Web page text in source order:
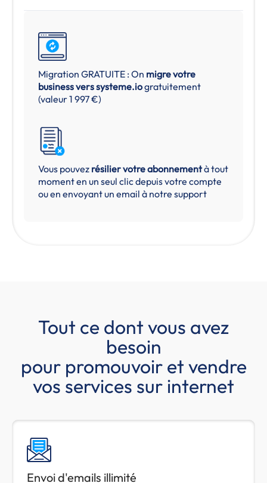
Migration GRATUITE : On migre votre
business verssysteme.iogratuitement
(valeur 1 997 €)
Vous pouvez résilier votre abonnementà tout
moment en un seul clic depuis votre compte
ou en envoyant un email à notre support
Tout ce dont vous avez
besoin
pour promouvoir et vendre
vos services sur internet
Envoi d'emails illimité